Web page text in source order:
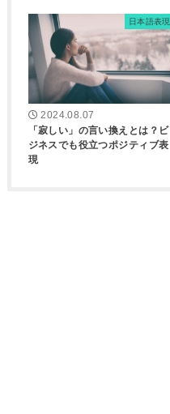
日本語表現
2024.08.07
「寂しい」の言い換えとは？ビ
ジネスでも役立つポジティブ表
現